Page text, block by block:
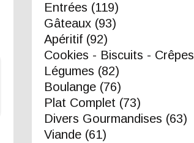
Entrées (119)
Gâteaux (93)
Apéritif (92)
Cookies - Biscuits - Crêpes
Légumes (82)
Boulange (76)
Plat Complet (73)
Divers Gourmandises (63)
Viande (61)